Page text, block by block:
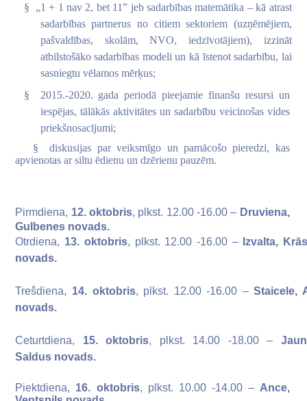
§
„1 + 1 nav 2, bet 11” jeb sadarbības matemātika – kā atrast
sadarbības partnerus no citiem sektoriem (uzņēmējiem,
pašvaldības, skolām, NVO, iedzīvotājiem), izzināt
atbilstošāko sadarbības modeli un kā īstenot sadarbību, lai
sasniegtu vēlamos mērķus;
§
2015.-2020. gada periodā pieejamie finanšu resursi un
iespējas, tālākās aktivitātes un sadarbību veicinošas vides
priekšnosacījumi;
§
diskusijas par veiksmīgo un pamācošo pieredzi, kas
apvienotas ar siltu ēdienu un dzērienu pauzēm.
Pirmdiena, 12. oktobris, plkst. 12.00 -16.00 – Druviena,
Gulbenes novads.
Otrdiena, 13. oktobris, plkst. 12.00 -16.00 – Izvalta,
novads.
Trešdiena, 14. oktobris, plkst. 12.00 -16.00 –Staicele,
novads.
Ceturtdiena, 15. oktobris, plkst. 14.00 -18.00 –
Saldus novads.
Piektdiena, 16. oktobris, plkst. 10.00 -14.00 – Ance,